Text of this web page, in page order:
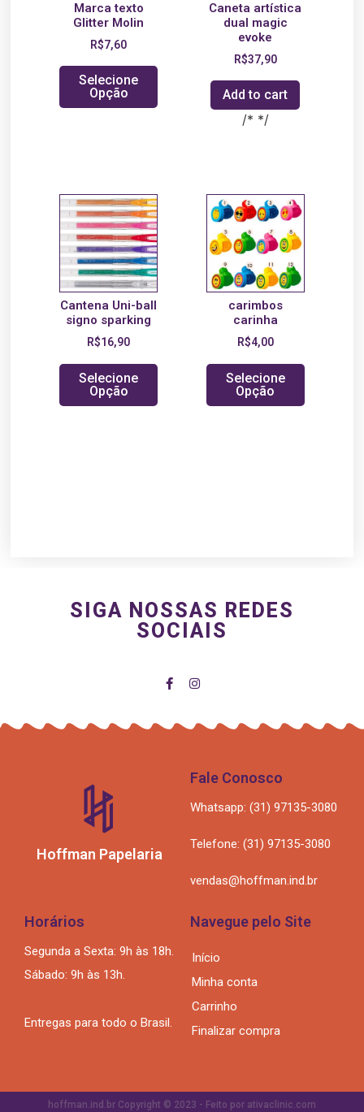
Marca texto
Glitter Molin
R$7,60
Selecione
Opção
Caneta artística
dual magic
evoke
R$37,90
Add to cart
/* */
Cantena Uni-ball
signo sparking
R$16,90
Selecione
Opção
carimbos
carinha
R$4,00
Selecione
Opção
SIGA NOSSAS REDES
SOCIAIS
Hoffman Papelaria
Fale Conosco
Whatsapp: (31) 97135-3080
Telefone: (31) 97135-3080
vendas@hoffman.ind.br
Horários
Segunda a Sexta: 9h às 18h.
Sábado: 9h às 13h.
Entregas para todo o Brasil.
Navegue pelo Site
Início
Minha conta
Carrinho
Finalizar compra
hoffman.ind.br Copyright © 2023 - Feito por ativaclinic.com